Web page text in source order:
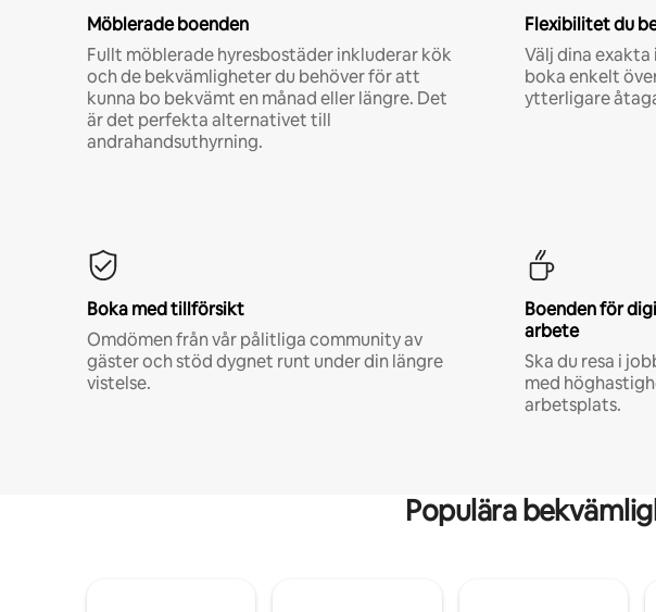
Möblerade boenden
Fullt möblerade hyresbostäder inkluderar kök
och de bekvämligheter du behöver för att
kunna bo bekvämt en månad eller längre. Det
är det perfekta alternativet till
andrahandsuthyrning.
Flexibilitet du
Välj dina
boka enkelt
ytterligare
Boka med tillförsikt
Omdömen från vår pålitliga community av
gäster och stöd dygnet runt under din längre
vistelse.
Boenden för
arbete
Ska du resa i
med
arbetsplats.
Populära